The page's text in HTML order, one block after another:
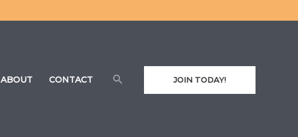
ABOUT CONTACT RechercherJOIN TODAY!